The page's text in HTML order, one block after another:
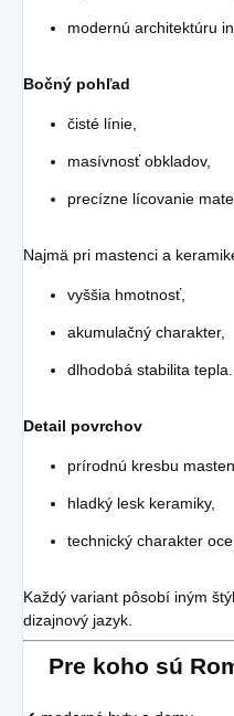
modernú architektúru
Bočný pohľad
čisté línie,
masívnosť obkladov,
precízne lícovanie
Najmä pri mastenci a
vyššia hmotnosť,
akumulačný charakter,
dlhodobá stabilita tepla.
Detail povrchov
prírodnú kresbu
hladký lesk keramiky,
technický charakter
Každý variant pôsobí iným
dizajnový jazyk.
Pre koho sú